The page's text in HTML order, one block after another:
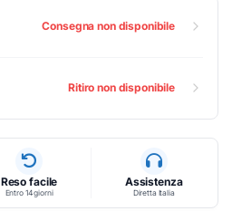
Consegna non disponibile
Ritiro non disponibile
Reso facile
Entro 14 giorni
Assistenza
Diretta Italia